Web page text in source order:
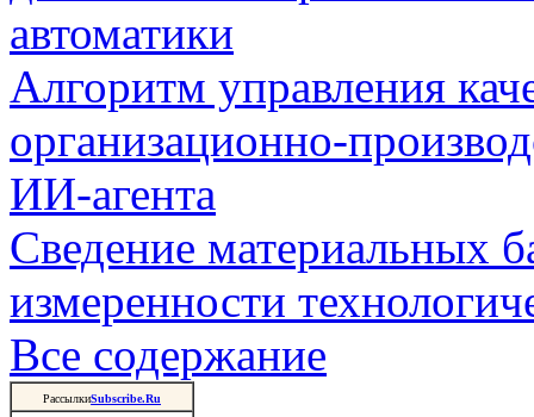
автоматики
Алгоритм управления
организационно-
ИИ-агента
Сведение материальных
измеренности
Все содержание
РассылкиSubscribe.Ru